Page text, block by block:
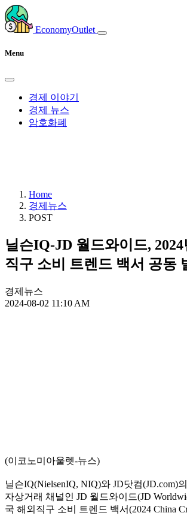
EconomyOutlet
Menu
경제 이야기
경제 뉴스
암호화폐
Home
경제뉴스
POST
닐슨IQ-JD 월드와이드, 2024
직구 소비 트렌드 백서 공동
경제뉴스
2024-08-02 11:10 AM
(이코노미아울렛-뉴스)
닐슨IQ(NielsenIQ, NIQ)와 JD닷컴(JD.com)
자상거래 채널인 JD 월드와이드(JD
국 해외직구 소비 트렌드 백서(2024 China